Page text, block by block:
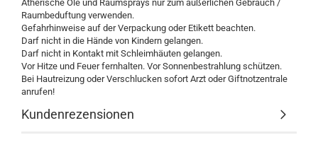
Ätherische Öle und Raumsprays nur zum äußerlichen Gebrauch /
Raumbeduftung verwenden.
Gefahrhinweise auf der Verpackung oder Etikett beachten.
Darf nicht in die Hände von Kindern gelangen.
Darf nicht in Kontakt mit Schleimhäuten gelangen.
Vor Hitze und Feuer fernhalten. Vor Sonnenbestrahlung schützen.
Bei Hautreizung oder Verschlucken sofort Arzt oder Giftnotzentrale
anrufen!
Kundenrezensionen